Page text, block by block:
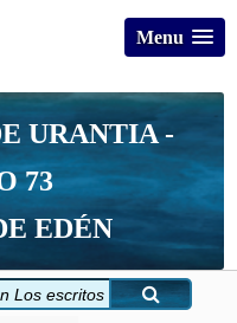
Menu
URANTIA -
73
EDÉN